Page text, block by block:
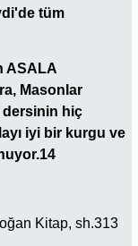
tüm
Masonlar
dersinin hiç
iyi bir kurgu ve
Kitap, sh.313